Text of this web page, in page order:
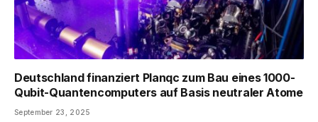
Deutschland finanziert Planqc zum Bau eines 1000-
Qubit-Quantencomputers auf Basis neutraler Atome
September 23, 2025